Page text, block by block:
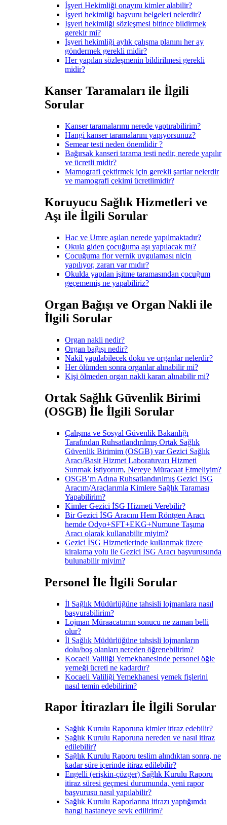
İşyeri Hekimliği onayını kimler alabilir?
İşyeri hekimliği başvuru belgeleri nelerdir?
İşyeri hekimliği sözleşmesi bitince bildirmek
gerekir mi?
İşyeri hekimliği aylık çalışma planını her ay
göndermek gerekli midir?
Her yapılan sözleşmenin bildirilmesi gerekli
midir?
Kanser Taramaları ile İlgili
Sorular
Kanser taramalarımı nerede yaptırabilirim?
Hangi kanser taramalarını yapıyorsunuz?
Semear testi neden önemlidir ?
Bağırsak kanseri tarama testi nedir, nerede yapılır
ve ücretli midir?
Mamografi çektirmek için gerekli şartlar nelerdir
ve mamografi çekimi ücretlimidir?
Koruyucu Sağlık Hizmetleri ve
Aşı ile İlgili Sorular
Hac ve Umre aşıları nerede yapılmaktadır?
Okula giden çocuğuma aşı yapılacak mı?
Çocuğuma flor vernik uygulaması niçin
yapılıyor, zararı var mıdır?
Okulda yapılan işitme taramasından çocuğum
geçememiş ne yapabiliriz?
Organ Bağışı ve Organ Nakli ile
İlgili Sorular
Organ nakli nedir?
Organ bağışı nedir?
Nakil yapılabilecek doku ve organlar nelerdir?
Her ölümden sonra organlar alınabilir mi?
Kişi ölmeden organ nakli kararı alınabilir mi?
Ortak Sağlık Güvenlik Birimi
(OSGB) İle İlgili Sorular
Çalışma ve Sosyal Güvenlik Bakanlığı
Tarafından Ruhsatlandırılmış Ortak Sağlık
Güvenlik Birimim (OSGB) var Gezici Sağlık
Aracı/Basit Hizmet Laboratuvarı Hizmeti
Sunmak İstiyorum, Nereye Müracaat Etmeliyim?
OSGB’m Adına Ruhsatlandırılmış Gezici İSG
Aracım/Araçlarımla Kimlere Sağlık Taraması
Yapabilirim?
Kimler Gezici İSG Hizmeti Verebilir?
Bir Gezici İSG Aracını Hem Röntgen Aracı
hemde Odyo+SFT+EKG+Numune Taşıma
Aracı olarak kullanabilir miyim?
Gezici İSG Hizmetlerinde kullanmak üzere
kiralama yolu ile Gezici İSG Aracı başvurusunda
bulunabilir miyim?
Personel İle İlgili Sorular
İl Sağlık Müdürlüğüne tahsisli lojmanlara nasıl
başvurabilirim?
Lojman Müraacatımın sonucu ne zaman belli
olur?
İl Sağlık Müdürlüğüne tahsisli lojmanların
dolu/boş olanları nereden öğrenebilirim?
Kocaeli Valiliği Yemekhanesinde personel öğle
yemeği ücreti ne kadardır?
Kocaeli Valiliği Yemekhanesi yemek fişlerini
nasıl temin edebilirim?
Rapor İtirazları İle İlgili Sorular
Sağlık Kurulu Raporuna kimler itiraz edebilir?
Sağlık Kurulu Raporuna nereden ve nasıl itiraz
edilebilir?
Sağlık Kurulu Raporu teslim alındıktan sonra, ne
kadar süre içerinde itiraz edilebilir?
Engelli (erişkin-çözger) Sağlık Kurulu Raporu
itiraz süresi geçmesi durumunda, yeni rapor
başvurusu nasıl yapılabilir?
Sağlık Kurulu Raporlarına itirazı yaptığımda
hangi hastaneye sevk edilirim?